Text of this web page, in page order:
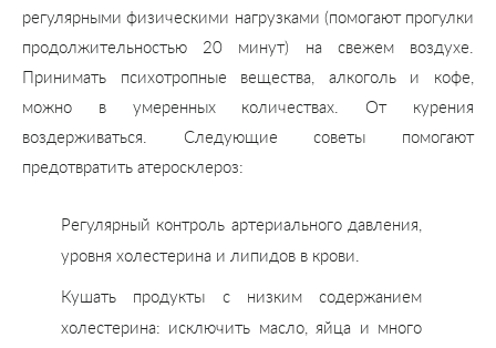
регулярными физическими нагрузками (помогают прогулки
продолжительностью 20 минут) на свежем воздухе.
Принимать психотропные вещества, алкоголь и кофе,
можно в умеренных количествах. От курения
воздерживаться. Следующие советы помогают
предотвратить атеросклероз:
Регулярный контроль артериального давления,
уровня холестерина и липидов в крови.
Кушать продукты с низким содержанием
холестерина: исключить масло, яйца и много